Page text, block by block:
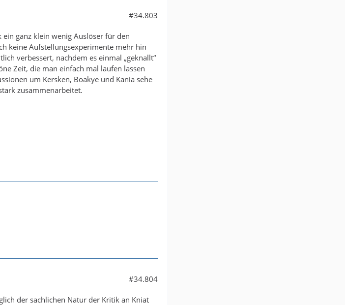
#34.803
ganz klein wenig Auslöser für den
keine Aufstellungsexperimente mehr hin
verbessert, nachdem es einmal „geknallt“
Zeit, die man einfach mal laufen lassen
um Kersken, Boakye und Kania sehe
zusammenarbeitet.
#34.804
der sachlichen Natur der Kritik an Kniat